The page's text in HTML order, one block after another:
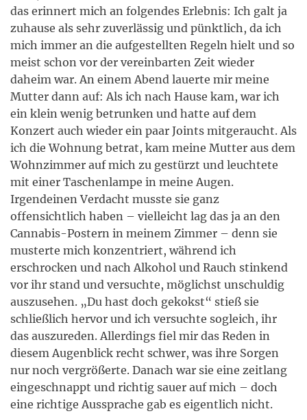
das erinnert mich an folgendes Erlebnis: Ich galt ja
zuhause als sehr zuverlässig und pünktlich, da ich
mich immer an die aufgestellten Regeln hielt und so
meist schon vor der vereinbarten Zeit wieder
daheim war. An einem Abend lauerte mir meine
Mutter dann auf: Als ich nach Hause kam, war ich
ein klein wenig betrunken und hatte auf dem
Konzert auch wieder ein paar Joints mitgeraucht. Als
ich die Wohnung betrat, kam meine Mutter aus dem
Wohnzimmer auf mich zu gestürzt und leuchtete
mit einer Taschenlampe in meine Augen.
Irgendeinen Verdacht musste sie ganz
offensichtlich haben – vielleicht lag das ja an den
Cannabis-Postern in meinem Zimmer – denn sie
musterte mich konzentriert, während ich
erschrocken und nach Alkohol und Rauch stinkend
vor ihr stand und versuchte, möglichst unschuldig
auszusehen. „Du hast doch gekokst“ stieß sie
schließlich hervor und ich versuchte sogleich, ihr
das auszureden. Allerdings fiel mir das Reden in
diesem Augenblick recht schwer, was ihre Sorgen
nur noch vergrößerte. Danach war sie eine zeitlang
eingeschnappt und richtig sauer auf mich – doch
eine richtige Aussprache gab es eigentlich nicht.